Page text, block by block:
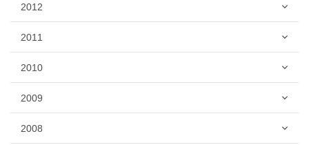
2012
2011
2010
2009
2008